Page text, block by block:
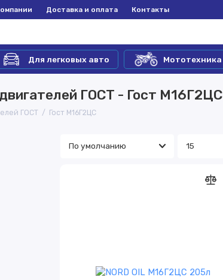
Доставка и оплата Контакты
Для легковых авто Мототехника
ГОСТ - Гост М16Г2ЦС
ГОСТ Гост М16Г2ЦС